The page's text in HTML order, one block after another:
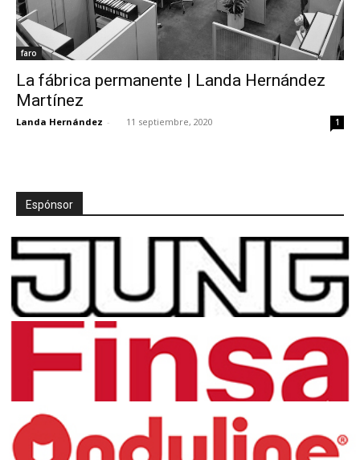
faro
La fábrica permanente | Landa Hernández
Martínez
Landa Hernández - 11 septiembre, 2020 1
Espónsor